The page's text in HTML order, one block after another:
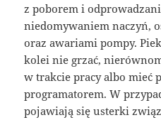
z poborem i
niedomywaniem naczyń,
oraz awariami pompy.
kolei nie grzać,
w trakcie pracy albo mieć
programatorem. W
pojawiają się usterki